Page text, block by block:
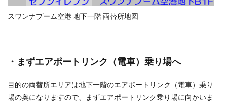
スワンナプーム空港 地下一階 両替所地図
・まずエアポートリンク（電車）乗り場へ
目的の両替所エリアは地下一階のエアポートリンク（電車）乗り
場の奥になりますので、まずエアポートリンク乗り場に向かいま